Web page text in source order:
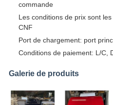
commande
Les conditions de prix sont
CNF
Port de chargement: port
Conditions de paiement: L/C,
Galerie de produits